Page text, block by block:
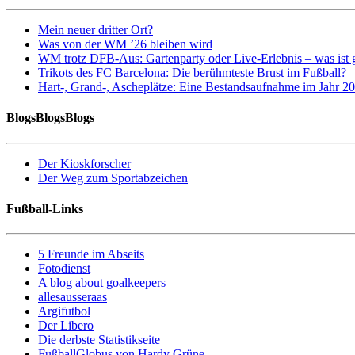
Mein neuer dritter Ort?
Was von der WM ’26 bleiben wird
WM trotz DFB-Aus: Gartenparty oder Live-Erlebnis – was ist
Trikots des FC Barcelona: Die berühmteste Brust im Fußball?
Hart-, Grand-, Ascheplätze: Eine Bestandsaufnahme im Jahr
BlogsBlogsBlogs
Der Kioskforscher
Der Weg zum Sportabzeichen
Fußball-Links
5 Freunde im Abseits
Fotodienst
A blog about goalkeepers
allesausseraas
Argifutbol
Der Libero
Die derbste Statistikseite